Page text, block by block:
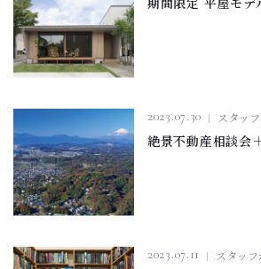
2023.07.30 スタッ
絶景不動産相談会
2023.07.11 スタッ